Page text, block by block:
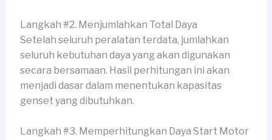
Langkah #2. Menjumlahkan Total Daya
Setelah seluruh peralatan terdata, jumlahkan
seluruh kebutuhan daya yang akan digunakan
secara bersamaan. Hasil perhitungan ini akan
menjadi dasar dalam menentukan kapasitas
genset yang dibutuhkan.
Langkah #3. Memperhitungkan Daya Start Motor